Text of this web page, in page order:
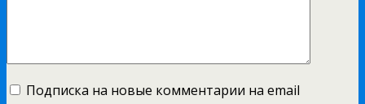
Подписка на новые комментарии на email